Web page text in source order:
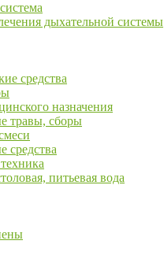
дыхательной системы
средства
назначения
травы, сборы
средства
питьевая вода